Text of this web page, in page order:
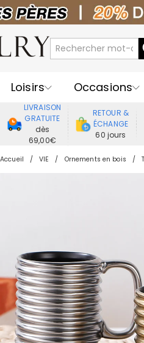
Loisirs
Occasions
Destinataires
Nouveaux
LIVRAISON
GRATUITE
dès
69,00€
RETOUR &
ÉCHANGE
60 jours
Accueil VIE Ornements en bois